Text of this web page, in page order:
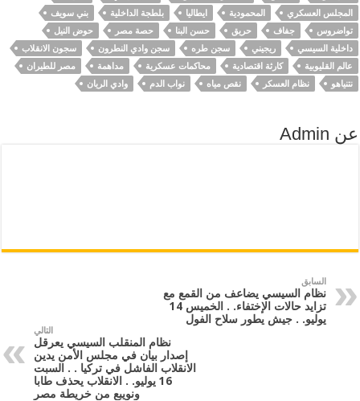
المجلس العسكري
المحمودية ايطاليا بلطجة الداخلية
بني سويف
تواضروس
جفاف حريق حسن البنا حصة مصر
حوض النيل
داخلية السيسي
ريجيني سجن طره سجن وادي النطرون
سجون الانقلاب
عالم القليوبية
كارثة اقتصادية محاكمات عسكرية مداهمة
مصر للطيران
نتنياهو
نظام العسكر نقص مياه نواب الدم وادي الريان
عن Admin
السابق
نظام السيسي يضاعف من القمع مع
تزايد حالات الإختفاء. . الخميس 14
يوليو. . جيش يطور سلاح الفول
التالي
نظام المنقلب السيسي يعرقل
إصدار بيان في مجلس الأمن يدين
الانقلاب الفاشل في تركيا . . السبت
16 يوليو. . الانقلاب يحذف طابا
ونويبع من خريطة مصر